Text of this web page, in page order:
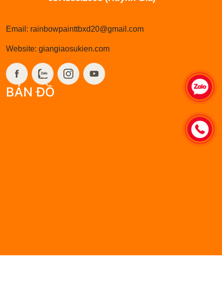
Email: rainbowpainttbxd20@gmail.com
Website: giangiaosukien.com